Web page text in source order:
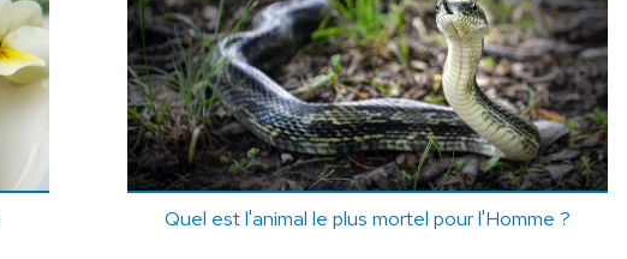
Quel est l'animal le plus mortel pour l'Homme ?